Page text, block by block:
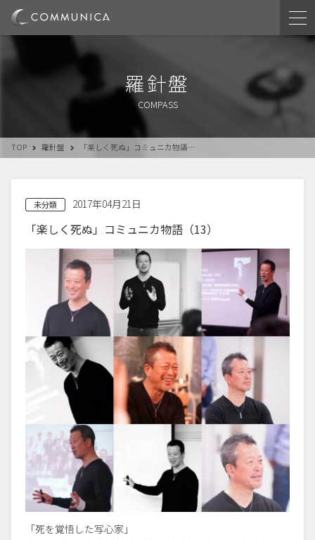
羅針盤
COMPASS
TOP 羅針盤 「楽しく死ぬ」コミュニカ物語…
未分類 2017年04月21日
「楽しく死ぬ」コミュニカ物語（13）
「死を覚悟した写心家」